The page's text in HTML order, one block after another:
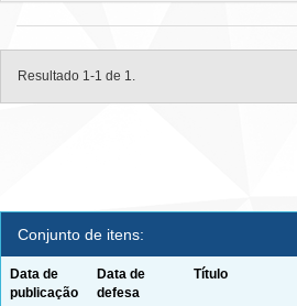
Resultado 1-1 de 1.
Conjunto de itens:
Data de
publicação
Data de
defesa
Título